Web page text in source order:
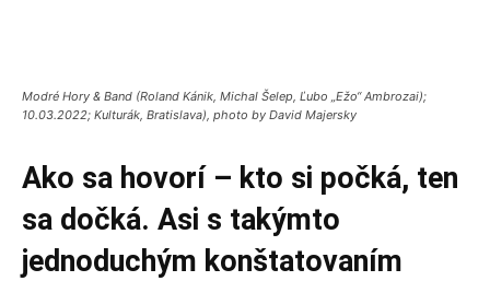
Modré Hory & Band (Roland Kánik, Michal Šelep, Ľubo „Ežo“ Ambrozai);
10.03.2022; Kulturák, Bratislava), photo by David Majersky
Ako sa hovorí – kto si počká, ten
sa dočká. Asi s takýmto
jednoduchým konštatovaním